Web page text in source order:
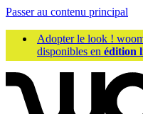
Passer au contenu principal
Adopter le look !
disponibles en édition